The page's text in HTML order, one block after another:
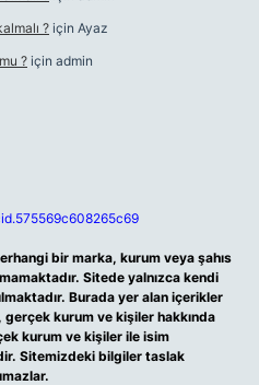
? için Ayaz
? için admin
bir marka, kurum veya şahıs
Sitede yalnızca kendi
Burada yer alan içerikler
kurum ve kişiler hakkında
kurum ve kişiler ile isim
Sitemizdeki bilgiler taslak